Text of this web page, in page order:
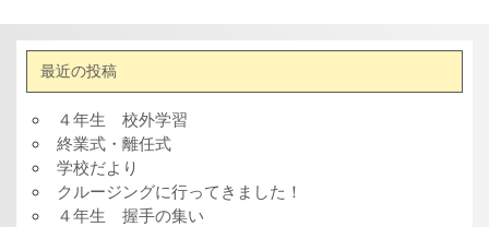
最近の投稿
４年生 校外学習
終業式・離任式
学校だより
クルージングに行ってきました！
４年生 握手の集い